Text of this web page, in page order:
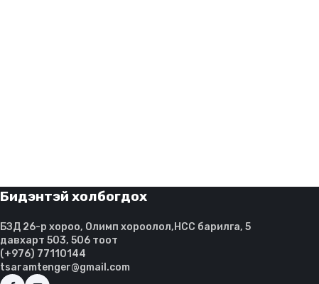
Бидэнтэй холбогдох
БЗД 26-р хороо, Олимп хороолол,HCC барилга, 5
давхарт 503, 506 тоот
(+976) 77110144
tsaramtenger@gmail.com